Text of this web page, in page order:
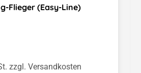
Flieger (Easy-Line)
zzgl. Versandkosten